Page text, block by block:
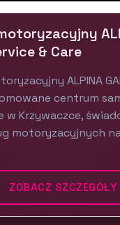
& Care
ALPINA
centrum
w Krzywaczce,
motoryzacyjnych
ZOBACZ SZCZEGÓŁY